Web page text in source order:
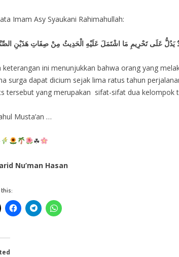
Imam Asy Syaukani Rahimahullah:
يَدُلُّ عَلَى تَحْرِيمِ مَا اشْتَمَلَ عَلَيْهِ الْحَدِيثُ مِنْ صِفَاتِ هَذَيْنِ
keterangan ini menunjukkan bahwa orang yang
surga dapat dicium sejak lima ratus tahun
tersebut yang merupakan sifat-sifat dua kelompok
Musta’an …
☘
Nu’man Hasan
this: